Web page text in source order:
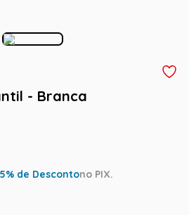
- Branca
5% de Descontono PIX.